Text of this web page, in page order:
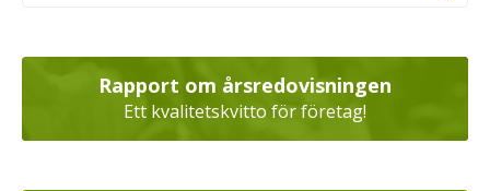
Rapport om årsredovisningen
Ett kvalitetskvitto för företag!